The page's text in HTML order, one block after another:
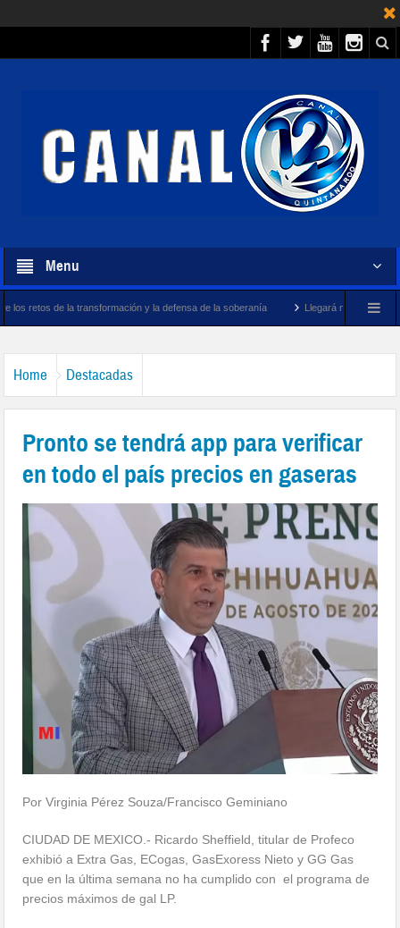
Menu
y la defensa de la soberanía Llegará megabuque sargacero de la
Home Destacadas
Pronto se tendrá app para verificar
en todo el país precios en gaseras
Por Virginia Pérez Souza/Francisco Geminiano
CIUDAD DE MEXICO.- Ricardo Sheffield, titular de Profeco
exhibió a Extra Gas, ECogas, GasExoress Nieto y GG Gas
que en la última semana no ha cumplido con el programa de
precios máximos de gal LP.